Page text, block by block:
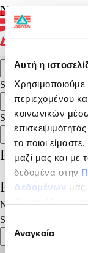
Αυτή η
Χρησιμοποιούμε
περιεχομένου
κοινωνικών
το ποιοι
μαζί μας και με
δεδομένα στην
Δεδομένων μας.
Επιλογή
συγκατάθεσης
Αναγκαία
Nothing Found
It seems we can’t find
help.
Search for:
Search
Search
Recent Posts
Recent
No comments to show.
Search